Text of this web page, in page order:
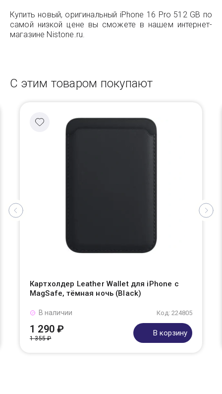
Купить новый, оригинальный iPhone 16 Pro 512 GB по
самой низкой цене вы сможете в нашем интернет-
магазине Nistone.ru.
С этим товаром покупают
Картхолдер Leather Wallet для iPhone с
MagSafe, тёмная ночь (Black)
Код: 224805
В наличии
1 290 ₽
1 355 ₽
В корзину